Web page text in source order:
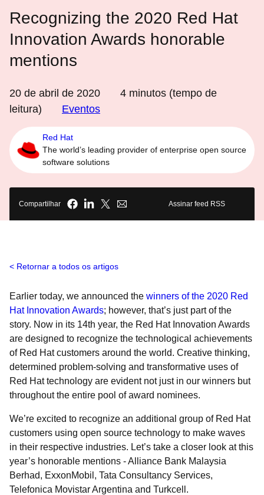
Recognizing the 2020 Red Hat
Innovation Awards honorable
mentions
20 de abril de 2020 4 minutos (tempo de
leitura)
Eventos
Red Hat
The world’s leading provider of enterprise open source
software solutions
Compartilhar Assinar feed RSS
Retornar a todos os artigos
Earlier today, we announced the winners of the 2020 Red
Hat Innovation Awards; however, that’s just part of the
story. Now in its 14th year, the Red Hat Innovation Awards
are designed to recognize the technological achievements
of Red Hat customers around the world. Creative thinking,
determined problem-solving and transformative uses of
Red Hat technology are evident not just in our winners but
throughout the entire pool of award nominees.
We’re excited to recognize an additional group of Red Hat
customers using open source technology to make waves
in their respective industries. Let’s take a closer look at this
year’s honorable mentions -Alliance Bank Malaysia
Berhad, ExxonMobil, Tata Consultancy Services,
Telefonica Movistar Argentina and Turkcell.